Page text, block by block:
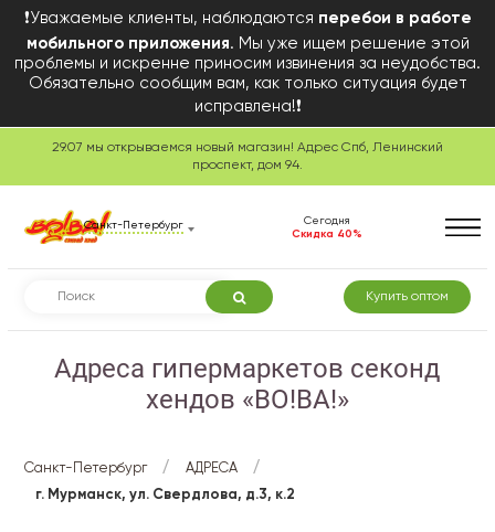
❗Уважаемые клиенты, наблюдаются перебои в работе
мобильного приложения. Мы уже ищем решение этой
проблемы и искренне приносим извинения за неудобства.
Обязательно сообщим вам, как только ситуация будет
исправлена!❗
29.07 мы открываемся новый магазин! Адрес Спб, Ленинский
проспект, дом 94.
Санкт-Петербург
Сегодня
Скидка 40%
Купить оптом
Адреса гипермаркетов секонд
хендов «ВО!ВА!»
Санкт-Петербург / АДРЕСА /
г. Мурманск, ул. Свердлова, д.3, к.2